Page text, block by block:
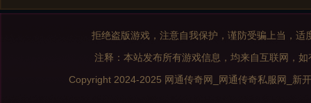
拒绝盗版游戏，注意自我保护，谨防受骗上当，
注释：本站发布所有游戏信息，均来自互联网，
Copyright 2024-2025 网通传奇网_网通传奇私服网_新